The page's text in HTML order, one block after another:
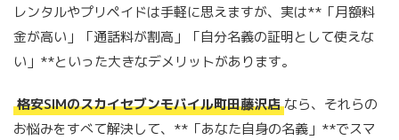
レンタルやプリペイドは手軽に思えますが、実は**「月額料
金が高い」「通話料が割高」「自分名義の証明として使えな
い」**といった大きなデメリットがあります。
格安SIMのスカイセブンモバイル町田藤沢店なら、それらの
お悩みをすべて解決して、**「あなた自身の名義」**でスマ